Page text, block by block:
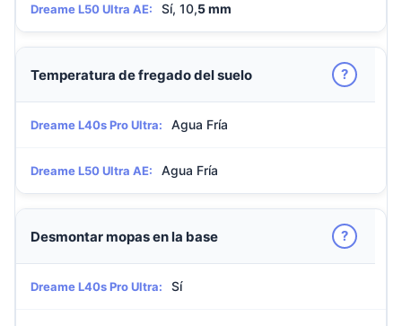
Dreame L50 Ultra AE: Sí, 10,5 mm
Temperatura de fregado del suelo ?
Dreame L40s Pro Ultra: Agua Fría
Dreame L50 Ultra AE: Agua Fría
Desmontar mopas en la base ?
Dreame L40s Pro Ultra: Sí